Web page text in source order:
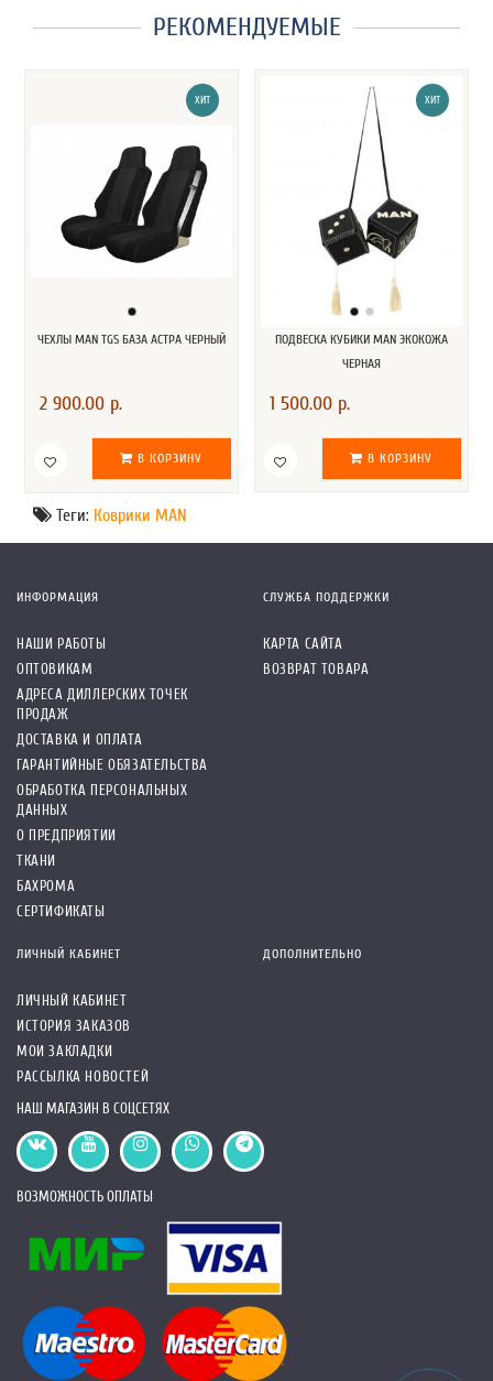
РЕКОМЕНДУЕМЫЕ
ХИТ
ЧЕХЛЫ MAN TGS БАЗА АСТРА ЧЕРНЫЙ
2 900.00 р.
В КОРЗИНУ
ХИТ
ПОДВЕСКА КУБИКИ MAN ЭКОКОЖА
ЧЕРНАЯ
1 500.00 р.
В КОРЗИНУ
Теги: Коврики MAN
ИНФОРМАЦИЯ
НАШИ РАБОТЫ
ОПТОВИКАМ
АДРЕСА ДИЛЛЕРСКИХ ТОЧЕК
ПРОДАЖ
ДОСТАВКА И ОПЛАТА
ГАРАНТИЙНЫЕ ОБЯЗАТЕЛЬСТВА
ОБРАБОТКА ПЕРСОНАЛЬНЫХ
ДАННЫХ
О ПРЕДПРИЯТИИ
ТКАНИ
БАХРОМА
СЕРТИФИКАТЫ
СЛУЖБА ПОДДЕРЖКИ
КАРТА САЙТА
ВОЗВРАТ ТОВАРА
ЛИЧНЫЙ КАБИНЕТ
ЛИЧНЫЙ КАБИНЕТ
ИСТОРИЯ ЗАКАЗОВ
МОИ ЗАКЛАДКИ
РАССЫЛКА НОВОСТЕЙ
ДОПОЛНИТЕЛЬНО
НАШ МАГАЗИН В СОЦСЕТЯХ
ВОЗМОЖНОСТЬ ОПЛАТЫ